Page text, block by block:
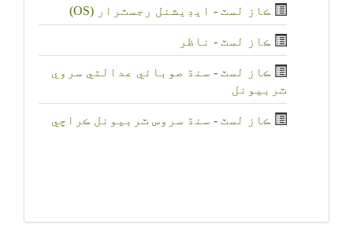
ڪاز لسٽ - ايڊيشنل رجسٽرار (OS)
ڪاز لسٽ - ناظر
ڪاز لسٽ - سنڌ صوبائي عدالتي سروي
ٽربيونل
ڪاز لسٽ - سنڌ سروس ٽربيونل ڪراچي